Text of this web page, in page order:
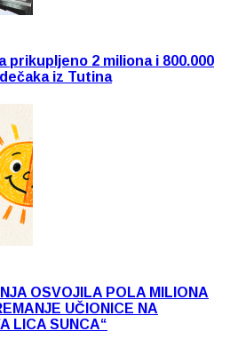
prikupljeno 2 miliona i 800.000
iz Tutina
OSVOJILA POLA MILIONA
UČIONICE NA
LICA SUNCA“